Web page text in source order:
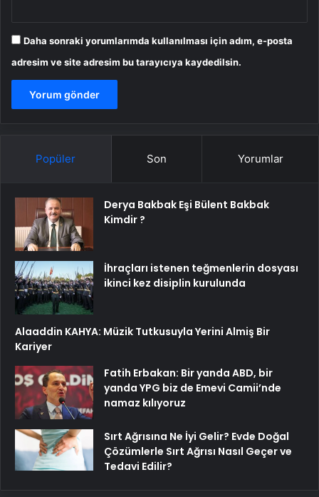
Daha sonraki yorumlarımda kullanılması için adım, e-posta
adresim ve site adresim bu tarayıcıya kaydedilsin.
Popüler Son Yorumlar
Derya Bakbak Eşi Bülent Bakbak
Kimdir ?
İhraçları istenen teğmenlerin dosyası
ikinci kez disiplin kurulunda
Alaaddin KAHYA: Müzik Tutkusuyla Yerini Almiş Bir
Kariyer
Fatih Erbakan: Bir yanda ABD, bir
yanda YPG biz de Emevi Camii’nde
namaz kılıyoruz
Sırt Ağrısına Ne İyi Gelir? Evde Doğal
Çözümlerle Sırt Ağrısı Nasıl Geçer ve
Tedavi Edilir?